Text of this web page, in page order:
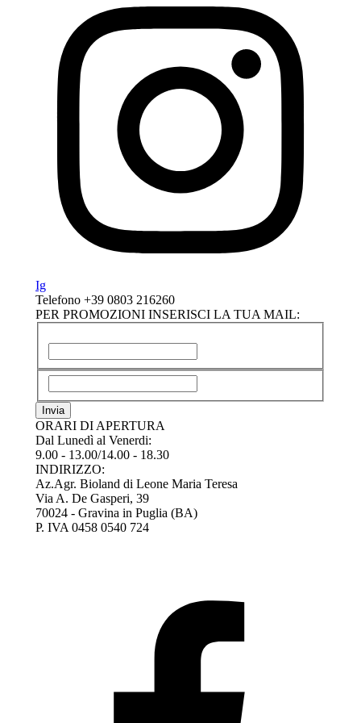
Ig
Telefono +39 0803 216260
PER PROMOZIONI INSERISCI LA TUA MAIL:
ORARI DI APERTURA
Dal Lunedì al Venerdi:
9.00 - 13.00/14.00 - 18.30
INDIRIZZO:
Az.Agr. Bioland di Leone Maria Teresa
Via A. De Gasperi, 39
70024 - Gravina in Puglia (BA)
P. IVA 0458 0540 724